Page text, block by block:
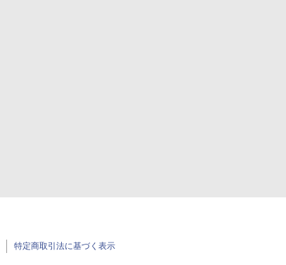
特定商取引法に基づく表示